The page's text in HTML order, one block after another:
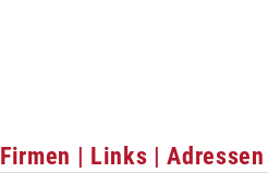
Firmen | Links | Adressen